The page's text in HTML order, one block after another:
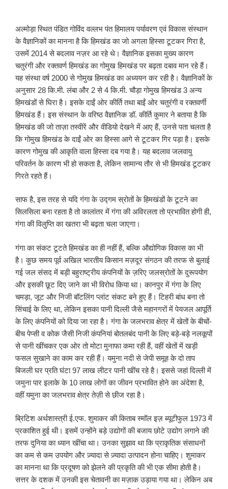
अल्मोड़ा स्थित पंडित गोविंद वल्लभ पंत हिमालय पर्यावरण एवं विकास संस्थान
के वैज्ञानिकों का मानना है कि हिमखंड का जो अगला हिस्सा टूटकर गिरा है,
उसमें 2014 से बदलाव नज़र आ रहे थे। वैज्ञानिक इसका मुख्य कारण
चतुरंगी और रक्तवर्ण हिमखंड का गोमुख हिमखंड पर बढ़ता दबाव मान रहे हैं।
यह संस्था वर्ष 2000 से गोमुख हिमखंड का अध्ययन कर रही है। वैज्ञानिकों के
अनुसार 28 कि.मी. लंबा और 2 से 4 कि.मी. चौड़ा गोमुख हिमखंड 3 अन्य
हिमखंडों से घिरा है। इसके दाईं ओर कीर्ति तथा बाईं ओर चतुरंगी व रक्तवर्णी
हिमखंड हैं। इस संस्थान के वरिष्ठ वैज्ञानिक डॉ. कीर्ति कुमार ने बताया है कि
हिमखंड की जो ताज़ा तस्वीरें और वीडियो देखने में आए हैं, उनसे पता चलता है
कि गोमुख हिमखंड के दाईं ओर का हिस्सा आगे से टूटकर गिर पड़ा है। इसके
कारण गोमुख की आकृति वाला हिस्सा दब गया है। यह बदलाव जलवायु
परिवर्तन के कारण भी हो सकता है, लेकिन सामान्य तौर से भी हिमखंड टूटकर
गिरते रहते हैं।
साफ है, इस तरह से यदि गंगा के उद्गम स्रोतों के हिमखंडों के टूटने का
सिलसिला बना रहता है तो कालांतर में गंगा की अविरलता तो प्रभावित होगी ही,
गंगा की विलुप्ति का खतरा भी बढ़ता चला जाएगा।
गंगा का संकट टूटते हिमखंड का ही नहीं हैं, बल्कि औद्योगिक विकास का भी
है। कुछ समय पूर्व अखिल भारतीय किसान मज़दूर संगठन की तरफ से बुलाई
गई जल संसद में बड़ी बहुराष्ट्रीय कंपनियों के ज़रिए जलस्रोतों के दुरूपयोग
और इसकी छूट दिए जाने का भी विरोध किया था। कानपुर में गंगा के लिए
चमड़ा, जूट और निजी बॉटलिंग प्लांट संकट बने हुए हैं। टिहरी बांध बना तो
सिंचाई के लिए था, लेकिन इसका पानी दिल्ली जैसे महानगरों में पेयजल आपूर्ति
के लिए कंपनियों को दिया जा रहा है। गंगा के जलभराव क्षेत्र में खेतों के बीचों-
बीच पेप्सी व कोक जैसी निजी कंपनियां बोतलबंद पानी के लिए बड़े-बड़े नलकूपों
से पानी खींचकर एक ओर तो मोटा मुनाफा कमा रही हैं, वहीं खेतों में खड़ी
फसल सुखाने का काम कर रही हैं। यमुना नदी से जेपी समूह के दो ताप
बिजली घर प्रति घंटा 97 लाख लीटर पानी खींच रहे है। इससे जहां दिल्ली में
जमुना पार इलाके के 10 लाख लोगों का जीवन प्रभावित होने का अंदेशा है,
वहीं यमुना का जलभराव क्षेत्र तेज़ी से छीज रहा है।
ब्रिटिश अर्थशास्त्री ई.एफ. शुमाकर की किताब स्मॉल इज़ ब्यूटीफुल 1973 में
प्रकाशित हुई थी। इसमें उन्होंने बड़े उद्योगों की बजाय छोटे उद्योग लगाने की
तरफ दुनिया का ध्यान खींचा था। उनका सुझाव था कि प्राकृतिक संसाधनों
का कम से कम उपयोग और ज़्यादा से ज़्यादा उत्पादन होना चाहिए। शुमाकर
का मानना था कि प्रदूषण को झेलने की प्रकृति की भी एक सीमा होती है।
सत्तर के दशक में उनकी इस चेतावनी का मज़ाक उड़ाया गया था। लेकिन अब